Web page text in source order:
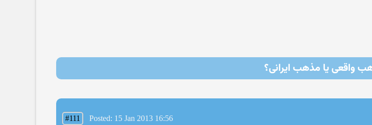
واقعی یا مذهب ایرانی؟
#111 Posted: 15 Jan 2013 16:56